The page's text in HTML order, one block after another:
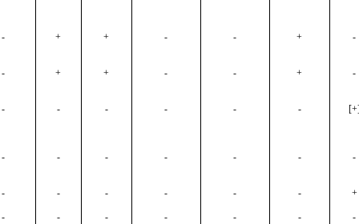
- + + - - + -
- + + - - + -
- - - - - -
- - - - - - -
- - - - - - +
- - - - - - -